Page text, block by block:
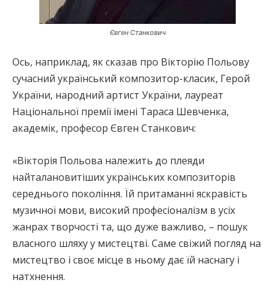
Євген Станкович
Ось, наприклад, як сказав про Вікторію Польову
сучасний український композитор-класик, Герой
України, народний артист України, лауреат
Національної премії імені Тараса Шевченка,
академік, професор Євген Станкович:
«Вікторія Польова належить до плеяди
найталановитіших українських композиторів
середнього покоління. Їй притаманні яскравість
музичної мови, високий професіоналізм в усіх
жанрах творчості та, що дуже важливо, – пошук
власного шляху у мистецтві. Саме свіжий погляд на
мистецтво і своє місце в ньому дає їй наснагу і
натхнення.